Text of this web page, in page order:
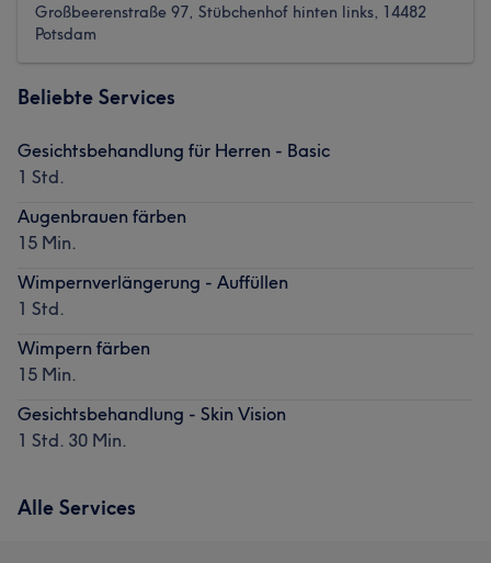
Großbeerenstraße 97, Stübchenhof hinten links, 14482
Potsdam
Beliebte Services
Gesichtsbehandlung für Herren - Basic
1 Std.
Augenbrauen färben
15 Min.
Wimpernverlängerung - Auffüllen
1 Std.
Wimpern färben
15 Min.
Gesichtsbehandlung - Skin Vision
1 Std. 30 Min.
Alle Services